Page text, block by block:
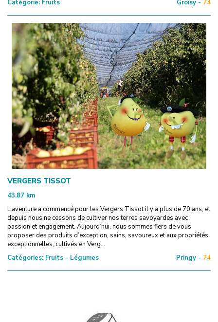
Catégorie: Fruits Groisy - 74
VERGERS TISSOT
43.87 km
L’aventure a commencé pour les Vergers Tissot il y a plus de 70 ans, et
depuis nous ne cessons de cultiver nos terres savoyardes avec
passion et engagement. Aujourd’hui, nous sommes fiers de vous
proposer des produits d’exception, sains, savoureux et aux propriétés
exceptionnelles, cultivés en Verg...
Catégories: Fruits - Légumes Pringy - 74